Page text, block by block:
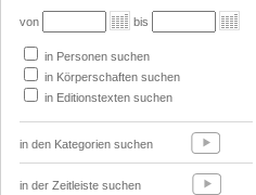
von bis
in Personen suchen
in Körperschaften suchen
in Editionstexten suchen
in den Kategorien suchen
in der Zeitleiste suchen